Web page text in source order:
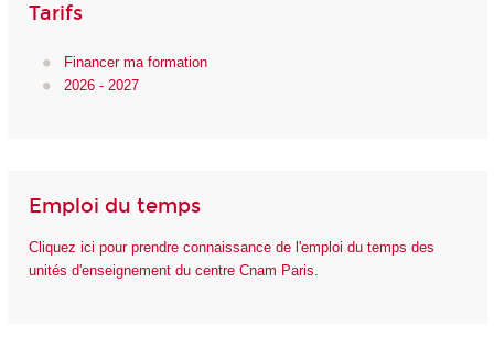
Tarifs
Financer ma formation
2026 - 2027
Emploi du temps
Cliquez ici pour prendre connaissance de l'emploi du temps des
unités d'enseignement du centre Cnam Paris.